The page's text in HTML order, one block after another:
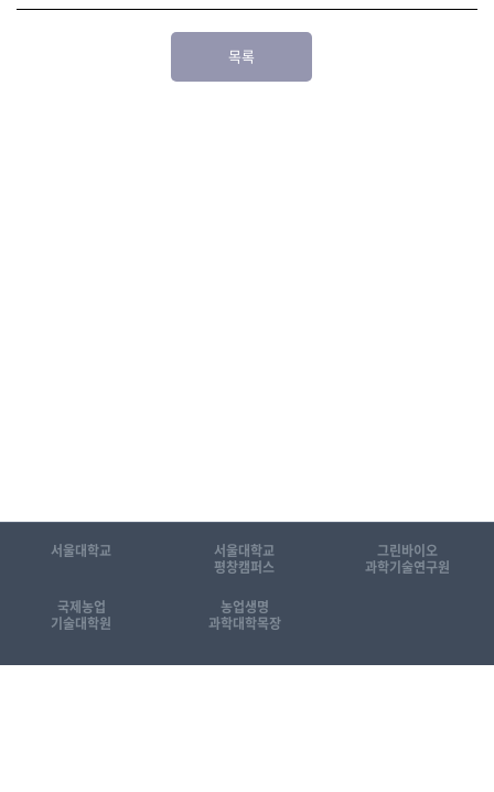
목록
서울대학교
서울대학교
평창캠퍼스
그린바이오
과학기술연구원
국제농업
기술대학원
농업생명
과학대학목장